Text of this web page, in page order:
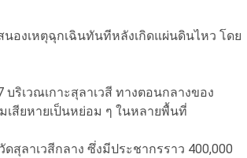
องเหตุฉุกเฉินทันทีหลังเกิดแผ่นดินไหว โดย
ริเวณเกาะสุลาเวสี ทางตอนกลางของ
เสียหายเป็นหย่อม ๆ ในหลายพื้นที่
สุลาเวสีกลาง ซึ่งมีประชากรราว 400,000